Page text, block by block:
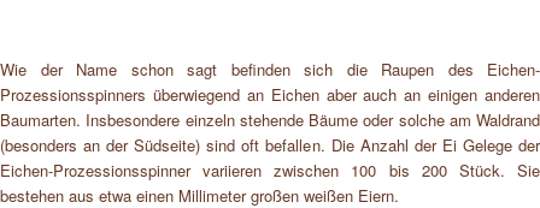
Wie der Name schon sagt befinden sich die Raupen des Eichen-
Prozessionsspinners überwiegend an Eichen aber auch an einigen anderen
Baumarten. Insbesondere einzeln stehende Bäume oder solche am Waldrand
(besonders an der Südseite) sind oft befallen. Die Anzahl der Ei Gelege der
Eichen-Prozessionsspinner variieren zwischen 100 bis 200 Stück. Sie
bestehen aus etwa einen Millimeter großen weißen Eiern.